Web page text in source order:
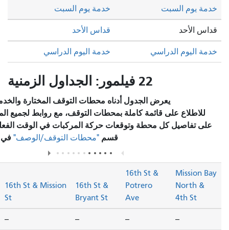
خدمة يوم السبت
خدمة اليوم الدراسي
يعرض الجدول أدناه محطات التوقف المختارة والخدمة المخطط لها.
على قائمة كاملة بمحطات التوقف، مع روابط لجميع المحطات للاطلاع
كل محطة وتوقعات حركة المركبات في الوقت الفعلي، يرجى زيارة
"محطات التوقف/الوصف"في صفحة المسار.
16th St &
Potrero
Ave
16th St &
Bryant St
16th St & Mission
Church St &
Market St
--
--
--